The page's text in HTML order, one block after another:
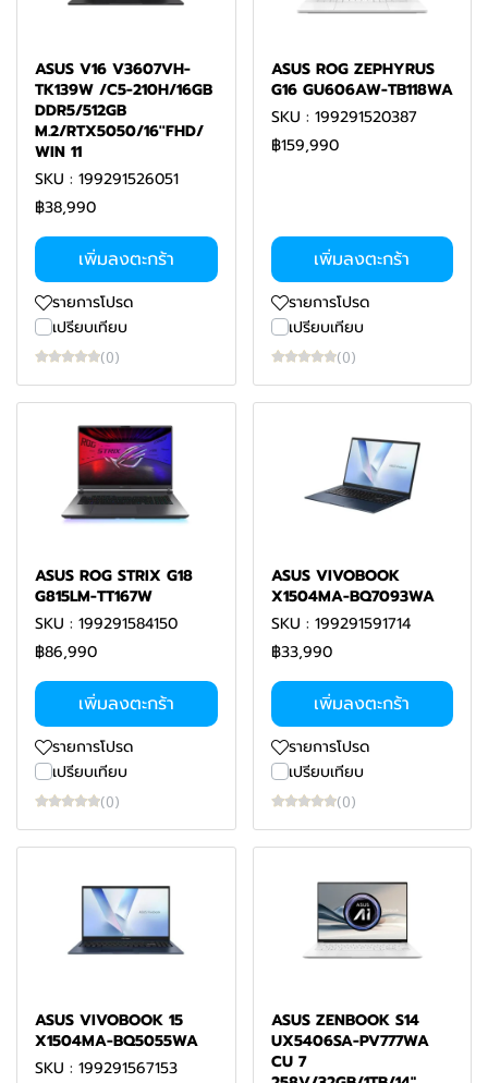
ASUS V16 V3607VH-
TK139W /C5-210H/16GB
DDR5/512GB
M.2/RTX5050/16''FHD/
WIN 11
SKU : 199291526051
฿38,990
เพิ่มลงตะกร้า
รายการโปรด
เปรียบเทียบ
(0)
ASUS ROG ZEPHYRUS
G16 GU606AW-TB118WA
SKU : 199291520387
฿159,990
เพิ่มลงตะกร้า
รายการโปรด
เปรียบเทียบ
(0)
ASUS ROG STRIX G18
G815LM-TT167W
SKU : 199291584150
฿86,990
เพิ่มลงตะกร้า
รายการโปรด
เปรียบเทียบ
(0)
ASUS VIVOBOOK
X1504MA-BQ7093WA
SKU : 199291591714
฿33,990
เพิ่มลงตะกร้า
รายการโปรด
เปรียบเทียบ
(0)
ASUS VIVOBOOK 15
X1504MA-BQ5055WA
SKU : 199291567153
ASUS ZENBOOK S14
UX5406SA-PV777WA
CU 7